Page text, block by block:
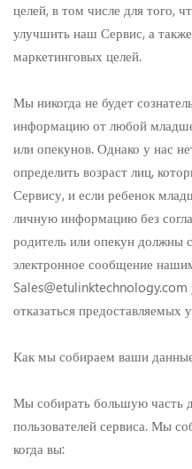
целей, в том числе для того,
улучшить наш Сервис, а
маркетинговых целей.
Мы никогда не будет
информацию от любой младше
или опекунов. Однако у нас
определить возраст лиц,
Сервису, и если ребенок
личную информацию без
родитель или опекун должны
электронное сообщение
отказаться предоставляемых
Как мы собираем ваши
Мы собирать большую часть
пользователей сервиса. Мы
когда вы: